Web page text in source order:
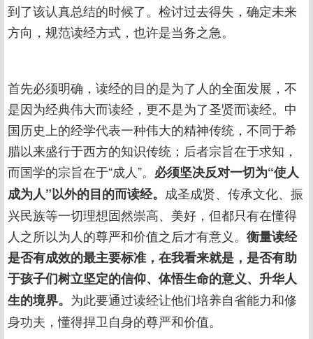
到了该认真总结的时候了。检讨过去得失，确定未来
方向，规范读经方式，也许是当务之急。
首先必须明确，读经的目的是为了人的全面发展，不
是因为经典伟大而读经，更不是为了圣贤而读经。中
国历史上的经学代表一种伟大的精神传统，不同于希
腊以来盛行于西方的知识传统；后者宗旨在于求知，
而国学的宗旨在于“成人”。 必须坚决反对一切为“使人
成为人”以外的目的而读经。 成圣成贤、传承文化、振
兴民族等一切理想固然崇高、美好，但都只有在懂得
人之所以为人的尊严和价值之后才有意义。 衡量读经
是否有成效的最主要标准，在我看来就是，是否有助
于孩子们树立坚定的信仰、体悟生命的意义、升华人
生的境界。 为此要通过读经让他们培养自省能力和修
身功夫，懂得捍卫自身的尊严和价值。